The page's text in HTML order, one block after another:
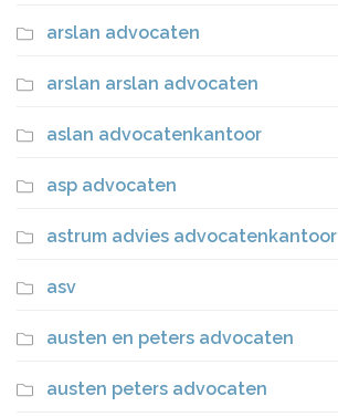
arslan advocaten
arslan arslan advocaten
aslan advocatenkantoor
asp advocaten
astrum advies advocatenkantoor
asv
austen en peters advocaten
austen peters advocaten